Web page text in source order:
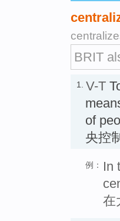
BRIT
1. V-T
of
央控
例：
In
在